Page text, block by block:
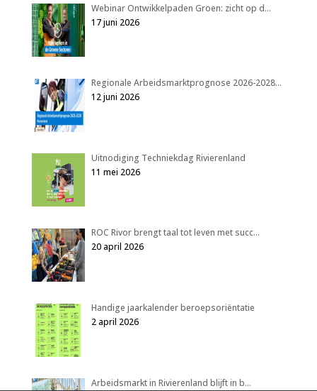
Webinar Ontwikkelpaden Groen: zicht op d…
17 juni 2026
Regionale Arbeidsmarktprognose 2026-2028…
12 juni 2026
Uitnodiging Techniekdag Rivierenland
11 mei 2026
ROC Rivor brengt taal tot leven met succ…
20 april 2026
Handige jaarkalender beroepsoriëntatie
2 april 2026
Arbeidsmarkt in Rivierenland blijft in b…